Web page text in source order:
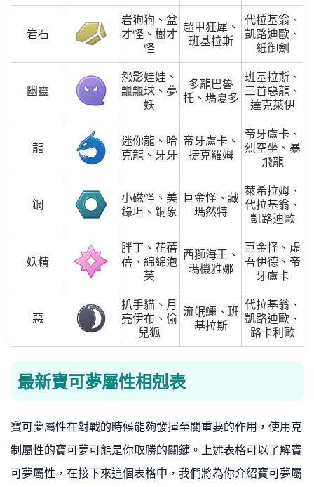
岩石
岩狗狗、盆
才怪、樹才
怪
超甲狂犀、
班基拉斯
代拉基翁、
凱路迪歐、
紙御劍
幽靈
怨影娃娃、
飄飄球、夢
妖
多龍巴魯
托、瑪夏多
班基拉斯、
三首惡龍、
達克萊伊
龍
迷你龍、哈
克龍、牙牙
帝牙盧卡、
捷克羅姆
帝牙盧卡、
烈空坐、暴
飛龍
鋼
小磁怪、美
錄坦、銅象
巨金怪、藏
瑪然特
萊希拉姆、
代拉基翁、
凱路迪歐
妖精
胖丁、花蓓
蓓、綿綿泡
芙
西獅海王、
瑪機雅娜
巨金怪、虛
吾伊德、帝
牙盧卡
惡
扒手貓、月
亮伊布、偷
兒狐
流氓鱷、班
基拉斯
代拉基翁、
凱路迪歐、
路卡利歐
最新寶可夢屬性相剋表
寶可夢屬性在對戰的時候能夠發揮至關重要的作用，使用克
制屬性的寶可夢可能是你取勝的關鍵。上述表格可以了解寶
可夢屬性，在接下來這個表格中，我們將為你介紹寶可夢屬